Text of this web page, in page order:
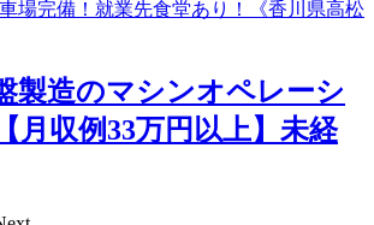
製造のマシンオペレーシ
月収例33万円以上】未経